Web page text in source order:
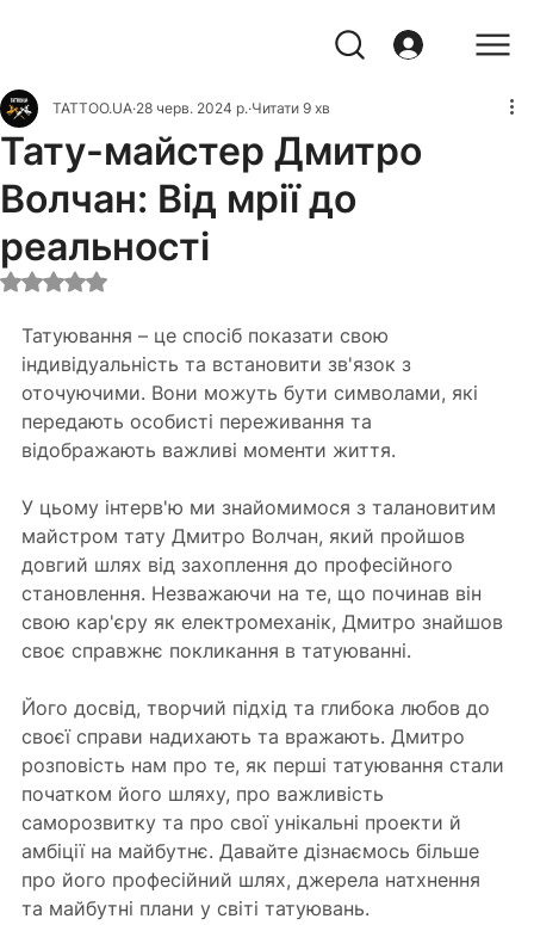
Тату-майстер Дмитро
Волчан: Від мрії до
реальності
TATTOO.UA 28 черв. 2024 р. Читати 9 хв
Оцінка: NaN з 5 зірок.
Татуювання – це спосіб показати свою
індивідуальність та встановити зв'язок з
оточуючими. Вони можуть бути символами, які
передають особисті переживання та
відображають важливі моменти життя.
У цьому інтерв'ю ми знайомимося з талановитим
майстром тату Дмитро Волчан, який пройшов
довгий шлях від захоплення до професійного
становлення. Незважаючи на те, що починав він
свою кар'єру як електромеханік, Дмитро знайшов
своє справжнє покликання в татуюванні.
Його досвід, творчий підхід та глибока любов до
своєї справи надихають та вражають. Дмитро
розповість нам про те, як перші татуювання стали
початком його шляху, про важливість
саморозвитку та про свої унікальні проекти й
амбіції на майбутнє. Давайте дізнаємось більше
про його професійний шлях, джерела натхнення
та майбутні плани у світі татуювань.